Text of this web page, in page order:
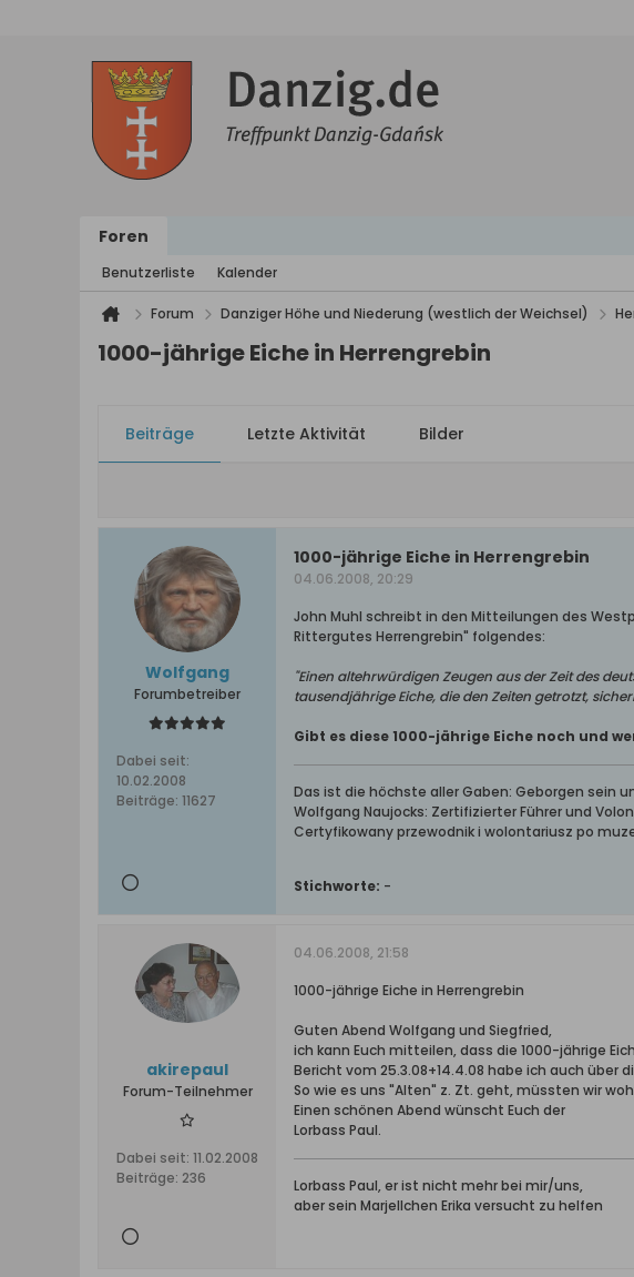
Foren
Benutzerliste Kalender
Forum Danziger Höhe und Niederung (westlich der Weichsel)
1000-jährige Eiche in Herrengrebin
Beiträge Letzte Aktivität Bilder
Wolfgang
Forumbetreiber
Dabei seit:
10.02.2008
Beiträge: 11627
1000-jährige Eiche in Herrengrebin
04.06.2008, 20:29
John Muhl schreibt in den Mitteilungen des
Rittergutes Herrengrebin" folgendes:
"Einen altehrwürdigen Zeugen aus der Zeit des
tausendjährige Eiche, die den Zeiten getrotzt,
Gibt es diese 1000-jährige Eiche noch und
Das ist die höchste aller Gaben: Geborgen sein
Wolfgang Naujocks: Zertifizierter Führer und
Certyfikowany przewodnik i wolontariusz po
Stichworte: -
akirepaul
Forum-Teilnehmer
Dabei seit: 11.02.2008
Beiträge: 236
04.06.2008, 21:58
1000-jährige Eiche in Herrengrebin
Guten Abend Wolfgang und Siegfried,
ich kann Euch mitteilen, dass die 1000-jährige
Bericht vom 25.3.08+14.4.08 habe ich auch über
So wie es uns "Alten" z. Zt. geht, müssten wir
Einen schönen Abend wünscht Euch der
Lorbass Paul.
Lorbass Paul, er ist nicht mehr bei mir/uns,
aber sein Marjellchen Erika versucht zu helfen